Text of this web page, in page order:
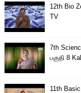
12th Bio
TV
7th
பகுதி 8
11th